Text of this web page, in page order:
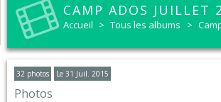
CAMP ADOS JUILLET
Accueil > Tous les albums >
32 photos Le 31 Juil. 2015
Photos